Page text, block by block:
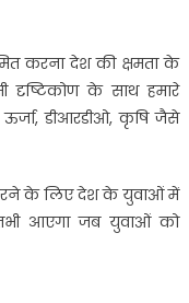
करना देश की क्षमता के
दृष्टिकोण के साथ हमारे
ऊर्जा, डीआरडीओ, कृषि जैसे
करने के लिए देश के युवाओं में
तभी आएगा जब युवाओं को